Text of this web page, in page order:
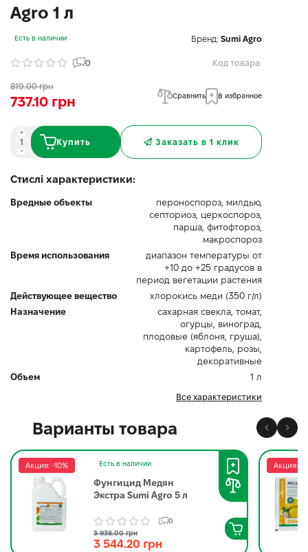
Agro 1 л
Есть в наличии Бренд: Sumi Agro
0 Код товара:
819.00 грн
737.10 грн Сравнить В избранное
Купить Заказать в 1 клик
Стислі характеристики:
Вредные объекты
пероноспороз, милдью,
септориоз, церкоспороз,
парша, фитофтороз,
макроспороз
Время использования
диапазон температуры от
+10 до +25 градусов в
период вегетации растения
Действующее вещество
хлорокись меди (350 г/л)
Назначение
сахарная свекла, томат,
огурцы, виноград,
плодовые (яблоня, груша),
картофель, розы,
декоративные
Объем
1 л
Все характеристики
Варианты товара
Акция: -10% Есть в наличии
Фунгицид Медян
Экстра Sumi Agro 5 л
0
3 938.00 грн
3 544.20 грн
Акция: -